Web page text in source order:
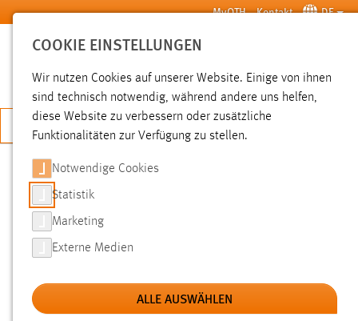
Zum Hauptinhalt springen MyOTH Kontakt DE
SUCHE
JETZT BEWERBEN
SUCHE
FILTER
Typ
COOKIE EINSTELLUNGEN
Wir nutzen Cookies auf unserer Website. Einige von ihnen
sind technisch notwendig, während andere uns helfen,
diese Website zu verbessern oder zusätzliche
Funktionalitäten zur Verfügung zu stellen.
Notwendige Cookies
Statistik
Marketing
Externe Medien
ALLE AUSWÄHLEN